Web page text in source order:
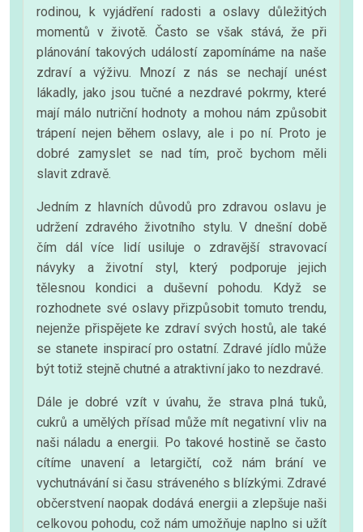
rodinou, k vyjádření radosti a oslavy důležitých
momentů v životě. Často se však stává, že při
plánování takových událostí zapomínáme na naše
zdraví a výživu. Mnozí z nás se nechají unést
lákadly, jako jsou tučné a nezdravé pokrmy, které
mají málo nutriční hodnoty a mohou nám způsobit
trápení nejen během oslavy, ale i po ní. Proto je
dobré zamyslet se nad tím, proč bychom měli
slavit zdravě.
Jedním z hlavních důvodů pro zdravou oslavu je
udržení zdravého životního stylu. V dnešní době
čím dál více lidí usiluje o zdravější stravovací
návyky a životní styl, který podporuje jejich
tělesnou kondici a duševní pohodu. Když se
rozhodnete své oslavy přizpůsobit tomuto trendu,
nejenže přispějete ke zdraví svých hostů, ale také
se stanete inspirací pro ostatní. Zdravé jídlo může
být totiž stejně chutné a atraktivní jako to nezdravé.
Dále je dobré vzít v úvahu, že strava plná tuků,
cukrů a umělých přísad může mít negativní vliv na
naši náladu a energii. Po takové hostině se často
cítíme unavení a letargičtí, což nám brání ve
vychutnávání si času stráveného s blízkými. Zdravé
občerstvení naopak dodává energii a zlepšuje naši
celkovou pohodu, což nám umožňuje naplno si užít